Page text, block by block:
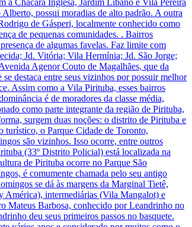
a Chácara Inglesa, Jardim Líbano e Vila Pereira
possui moradias de alto padrão. A outra
de Gásperi, localmente conhecido como
de pequenas comunidades. . Bairros
de algumas favelas. Faz limite com
Jd. Vitória; Vila Hermínia; Jd. São Jorge;
Agenor Couto de Magalhães, que da
destaca entre seus vizinhos por possuir melhor
Assim como a Vila Pirituba, esses bairros
é de moradores da classe média,
como parte integrante da região de Pirituba,
surgem duas noções: o distrito de Pirituba e
turístico, o Parque Cidade de Toronto,
são vizinhos. Isso ocorre, entre outros
(33º Distrito Policial) está localizada na
de Pirituba ocorre no Parque São
é comumente chamada pelo seu antigo
se dá às margens da Marginal Tietê,
América), intermediárias (Vila Mangalot) e
Mateus Barbosa, conhecido por Leandrinho no
deu seus primeiros passos no basquete.